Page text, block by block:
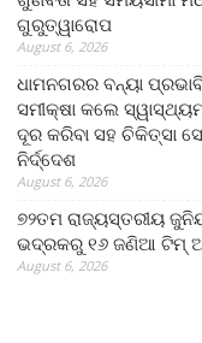
ଗୁରୁତ୍ୱାରୋପ
August 6, 2026
ଧାମନଗରର ବନ୍ୟା
ସମୀକ୍ଷା କଲେ
ଦୂର କରିବା ସହ ଚିକିତ୍ସା
ନିର୍ଦ୍ଦେଶ
August 6, 2026
୭୨ତମ ରାଜ୍ୟସ୍ତରୀୟ
ଭଦ୍ରକରୁ ୧୬ ଜଣିଆ ଟିମ୍
August 6, 2026